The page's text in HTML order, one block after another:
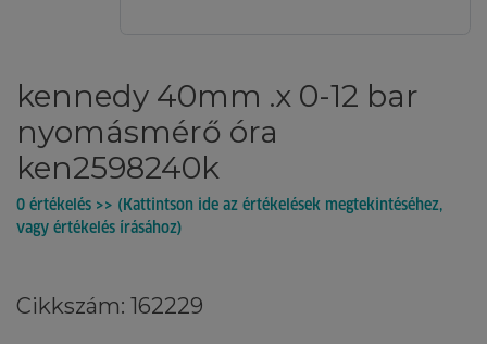
kennedy 40mm .x 0-12 bar
nyomásmérő óra
ken2598240k
0 értékelés >> (Kattintson ide az értékelések megtekintéséhez,
vagy értékelés írásához)
Cikkszám: 162229